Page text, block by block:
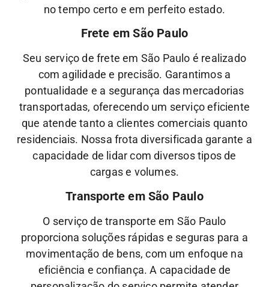
no tempo certo e em perfeito estado.
Frete em São Paulo
Seu serviço de frete em São Paulo é realizado
com agilidade e precisão. Garantimos a
pontualidade e a segurança das mercadorias
transportadas, oferecendo um serviço eficiente
que atende tanto a clientes comerciais quanto
residenciais. Nossa frota diversificada garante a
capacidade de lidar com diversos tipos de
cargas e volumes.
Transporte em São Paulo
O serviço de transporte em São Paulo
proporciona soluções rápidas e seguras para a
movimentação de bens, com um enfoque na
eficiência e confiança. A capacidade de